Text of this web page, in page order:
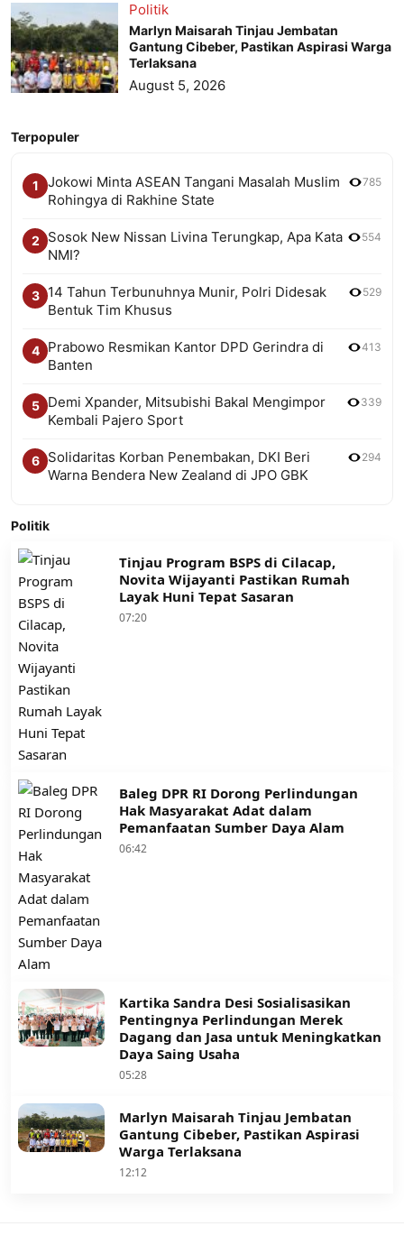
Politik
Marlyn Maisarah Tinjau Jembatan
Gantung Cibeber, Pastikan Aspirasi Warga
Terlaksana
August 5, 2026
Terpopuler
1
Jokowi Minta ASEAN Tangani Masalah Muslim
Rohingya di Rakhine State
785
2
Sosok New Nissan Livina Terungkap, Apa Kata
NMI?
554
3
14 Tahun Terbunuhnya Munir, Polri Didesak
Bentuk Tim Khusus
529
4
Prabowo Resmikan Kantor DPD Gerindra di
Banten
413
5
Demi Xpander, Mitsubishi Bakal Mengimpor
Kembali Pajero Sport
339
6
Solidaritas Korban Penembakan, DKI Beri
Warna Bendera New Zealand di JPO GBK
294
Politik
Tinjau Program BSPS di Cilacap,
Novita Wijayanti Pastikan Rumah
Layak Huni Tepat Sasaran
07:20
Baleg DPR RI Dorong Perlindungan
Hak Masyarakat Adat dalam
Pemanfaatan Sumber Daya Alam
06:42
Kartika Sandra Desi Sosialisasikan
Pentingnya Perlindungan Merek
Dagang dan Jasa untuk Meningkatkan
Daya Saing Usaha
05:28
Marlyn Maisarah Tinjau Jembatan
Gantung Cibeber, Pastikan Aspirasi
Warga Terlaksana
12:12